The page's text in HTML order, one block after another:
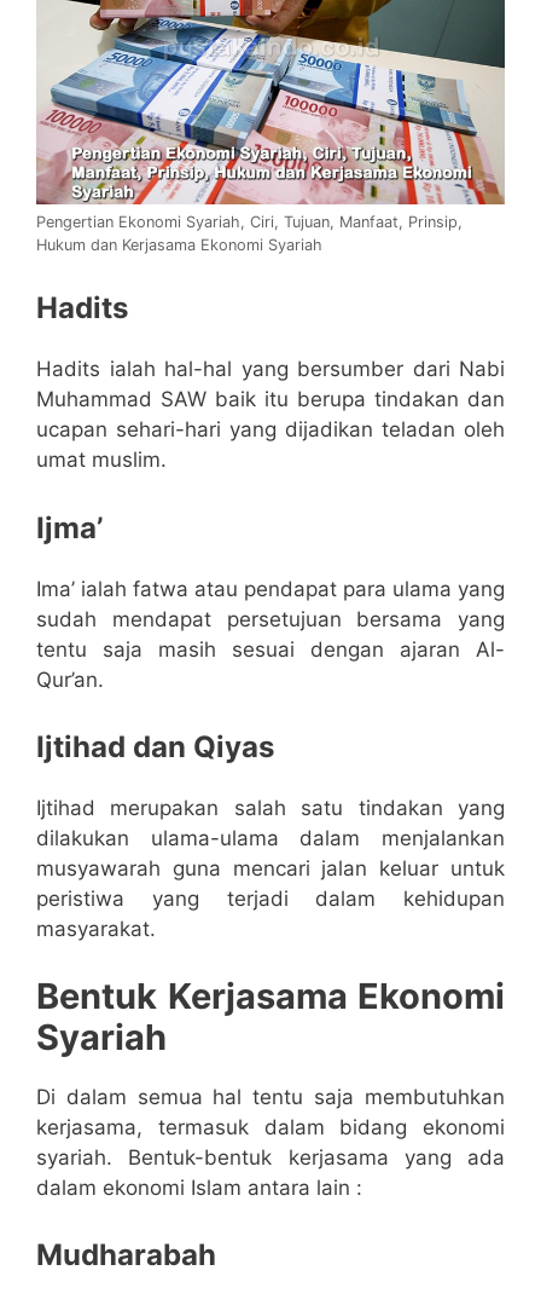
Pengertian Ekonomi Syariah, Ciri, Tujuan, Manfaat, Prinsip,
Hukum dan Kerjasama Ekonomi Syariah
Hadits
Hadits ialah hal-hal yang bersumber dari Nabi
Muhammad SAW baik itu berupa tindakan dan
ucapan sehari-hari yang dijadikan teladan oleh
umat muslim.
Ijma’
Ima’ ialah fatwa atau pendapat para ulama yang
sudah mendapat persetujuan bersama yang
tentu saja masih sesuai dengan ajaran Al-
Qur’an.
Ijtihad dan Qiyas
Ijtihad merupakan salah satu tindakan yang
dilakukan ulama-ulama dalam menjalankan
musyawarah guna mencari jalan keluar untuk
peristiwa yang terjadi dalam kehidupan
masyarakat.
Bentuk Kerjasama Ekonomi
Syariah
Di dalam semua hal tentu saja membutuhkan
kerjasama, termasuk dalam bidang ekonomi
syariah. Bentuk-bentuk kerjasama yang ada
dalam ekonomi Islam antara lain :
Mudharabah